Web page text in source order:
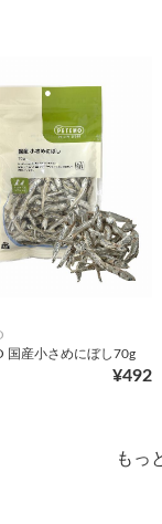
国産小さめにぼし70g
¥492
もっ